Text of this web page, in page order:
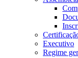
Executivo
Regime